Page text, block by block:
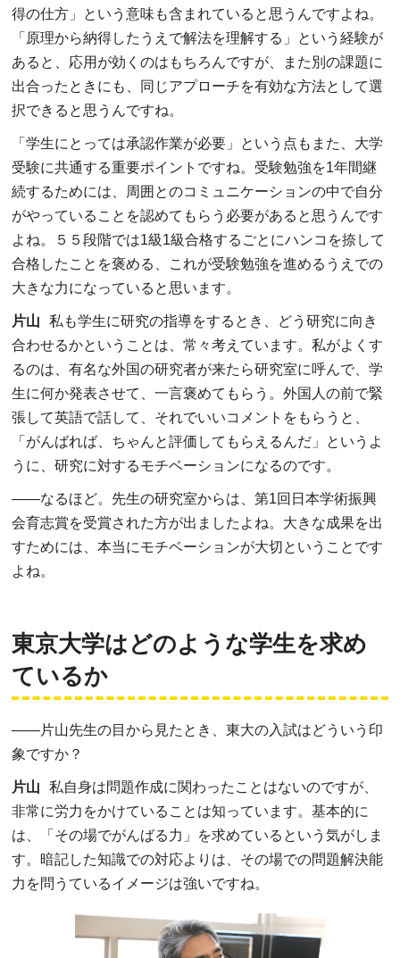
得の仕方」という意味も含まれていると思うんですよね。
「原理から納得したうえで解法を理解する」という経験が
あると、応用が効くのはもちろんですが、また別の課題に
出合ったときにも、同じアプローチを有効な方法として選
択できると思うんですね。
「学生にとっては承認作業が必要」という点もまた、大学
受験に共通する重要ポイントですね。受験勉強を1年間継
続するためには、周囲とのコミュニケーションの中で自分
がやっていることを認めてもらう必要があると思うんです
よね。５５段階では1級1級合格するごとにハンコを捺して
合格したことを褒める、これが受験勉強を進めるうえでの
大きな力になっていると思います。
片山
私も学生に研究の指導をするとき、どう研究に向き
合わせるかということは、常々考えています。私がよくす
るのは、有名な外国の研究者が来たら研究室に呼んで、学
生に何か発表させて、一言褒めてもらう。外国人の前で緊
張して英語で話して、それでいいコメントをもらうと、
「がんばれば、ちゃんと評価してもらえるんだ」というよ
うに、研究に対するモチベーションになるのです。
――なるほど。先生の研究室からは、第1回日本学術振興
会育志賞を受賞された方が出ましたよね。大きな成果を出
すためには、本当にモチベーションが大切ということです
よね。
東京大学はどのような学生を求め
ているか
――片山先生の目から見たとき、東大の入試はどういう印
象ですか？
片山
私自身は問題作成に関わったことはないのですが、
非常に労力をかけていることは知っています。基本的に
は、「その場でがんばる力」を求めているという気がしま
す。暗記した知識での対応よりは、その場での問題解決能
力を問うているイメージは強いですね。